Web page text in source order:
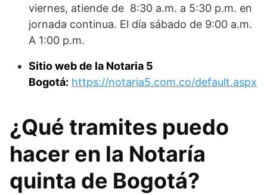
viernes, atiende de 8:30 a.m. a 5:30 p.m. en
jornada continua. El día sábado de 9:00 a.m.
A 1:00 p.m.
Sitio web de la Notaria 5
Bogotá: https://notaria5.com.co/default.aspx
¿Qué tramites puedo
hacer en la Notaría
quinta de Bogotá?